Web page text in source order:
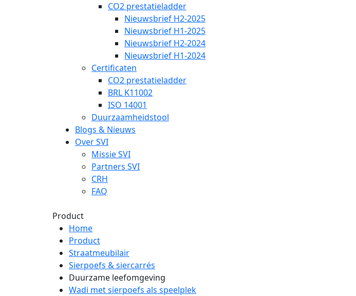
CO2 prestatieladder
Nieuwsbrief H2-2025
Nieuwsbrief H1-2025
Nieuwsbrief H2-2024
Nieuwsbrief H1-2024
Certificaten
CO2 prestatieladder
BRL K11002
ISO 14001
Duurzaamheidstool
Blogs & Nieuws
Over SVI
Missie SVI
Partners SVI
CRH
FAQ
Product
Home
Product
Straatmeubilair
Sierpoefs & siercarrés
Duurzame leefomgeving
Wadi met sierpoefs als speelplek